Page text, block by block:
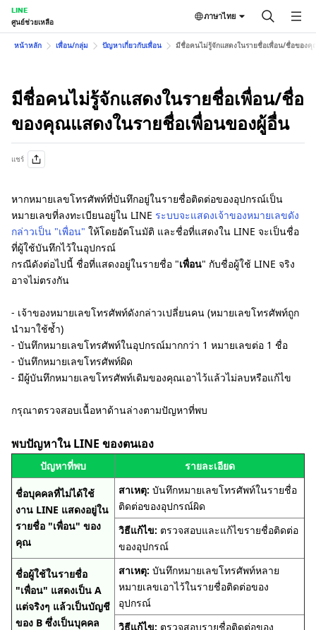
LINE
ศูนย์ช่วยเหลือ
ภาษาไทย
หน้าหลัก เพื่อน/กลุ่ม ปัญหาเกี่ยวกับเพื่อน มีชื่อคนไม่รู้จักแสดงในรายชื่อเพื่อน/ชื่อของคุ
มีชื่อคนไม่รู้จักแสดงในรายชื่อเพื่อน/ชื่อ
ของคุณแสดงในรายชื่อเพื่อนของผู้อื่น
แชร์
หากหมายเลขโทรศัพท์ที่บันทึกอยู่ในรายชื่อติดต่อของอุปกรณ์เป็น
หมายเลขที่ลงทะเบียนอยู่ใน LINE ระบบจะแสดงเจ้าของหมายเลขดัง
กล่าวเป็น "เพื่อน" ให้โดยอัตโนมัติ และชื่อที่แสดงใน LINE จะเป็นชื่อ
ที่ผู้ใช้บันทึกไว้ในอุปกรณ์
กรณีดังต่อไปนี้ ชื่อที่แสดงอยู่ในรายชื่อ "เพื่อน" กับชื่อผู้ใช้ LINE จริง
อาจไม่ตรงกัน
‐ เจ้าของหมายเลขโทรศัพท์ดังกล่าวเปลี่ยนคน (หมายเลขโทรศัพท์ถูก
นำมาใช้ซ้ำ)
‐ บันทึกหมายเลขโทรศัพท์ในอุปกรณ์มากกว่า 1 หมายเลขต่อ 1 ชื่อ
‐ บันทึกหมายเลขโทรศัพท์ผิด
‐ มีผู้บันทึกหมายเลขโทรศัพท์เดิมของคุณเอาไว้แล้วไม่ลบหรือแก้ไข
กรุณาตรวจสอบเนื้อหาด้านล่างตามปัญหาที่พบ
พบปัญหาใน LINE ของตนเอง
ปัญหาที่พบ รายละเอียด
ชื่อบุคคลที่ไม่ได้ใช้
งาน LINE แสดงอยู่ใน
รายชื่อ "เพื่อน" ของ
คุณ
สาเหตุ: บันทึกหมายเลขโทรศัพท์ในรายชื่อ
ติดต่อของอุปกรณ์ผิด
วิธีแก้ไข: ตรวจสอบและแก้ไขรายชื่อติดต่อ
ของอุปกรณ์
ชื่อผู้ใช้ในรายชื่อ
"เพื่อน" แสดงเป็น A
แต่จริงๆ แล้วเป็นบัญชี
ของ B ซึ่งเป็นบุคคล
สาเหตุ: บันทึกหมายเลขโทรศัพท์หลาย
หมายเลขเอาไว้ในรายชื่อติดต่อของ
อุปกรณ์
วิธีแก้ไข: ตรวจสอบรายชื่อติดต่อของ